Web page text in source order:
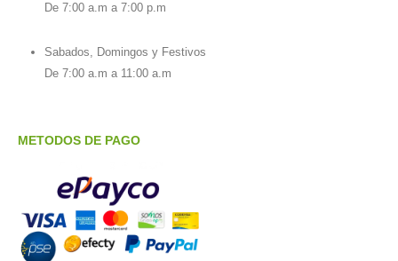
De 7:00 a.m a 7:00 p.m
Sabados, Domingos y Festivos
De 7:00 a.m a 11:00 a.m
METODOS DE PAGO